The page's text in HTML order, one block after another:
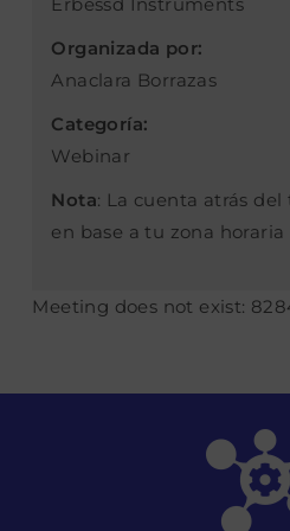
Organizada por:
Anaclara Borrazas
Categoría:
Webinar
Nota: La cuenta atrás
en base a tu zona horaria
Meeting does not exist: